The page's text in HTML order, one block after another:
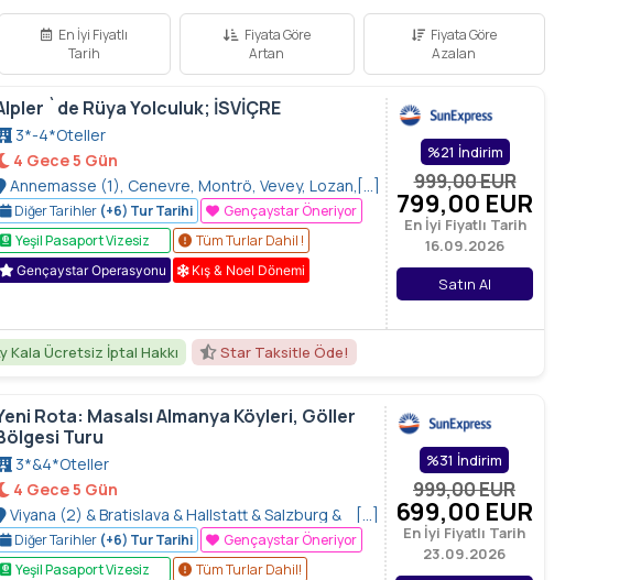
En İyi Fiyatlı
Tarih
Fiyata Göre
Artan
Fiyata Göre
Azalan
`de Rüya Yolculuk; İSVİÇRE
3*-4*Oteller
4 Gece 5 Gün
Annemasse (1), Cenevre, Montrö, Vevey, Lozan,
Zürih (3), Luzern, İsviçre Dağ Treni, Pilatus Dağı,
Stein am Rhein, Rhein Şelalesi,
Liechtenstein, Heididorf
[…]
Diğer Tarihler (+6) Tur Tarihi
Gençaystar Öneriyor
Yeşil Pasaport Vizesiz
Tüm Turlar Dahil !
Gençaystar Operasyonu Kış & Noel Dönemi
%21 İndirim
999,00EUR
799,00 EUR
En İyi Fiyatlı Tarih
16.09.2026
Satın Al
Kala Ücretsiz İptal Hakkı Star Taksitle Öde!
Rota: Masalsı Almanya Köyleri, Göller
Turu
3*&4*Oteller
4 Gece 5 Gün
Viyana (2) & Bratislava & Hallstatt & Salzburg &
(1) & Augsburg & Heidelberg & Stuttgart (1) &
Designer Outlet
[…]
Diğer Tarihler (+6) Tur Tarihi
Gençaystar Öneriyor
Yeşil Pasaport Vizesiz
Tüm Turlar Dahil!
%31 İndirim
999,00EUR
699,00 EUR
En İyi Fiyatlı Tarih
23.09.2026